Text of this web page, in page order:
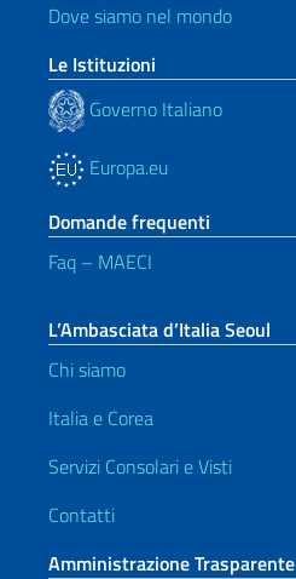
Dove siamo nel mondo
Le Istituzioni
Governo Italiano
Europa.eu
Domande frequenti
Faq – MAECI
L’Ambasciata d’Italia Seoul
Chi siamo
Italia e Corea
Servizi Consolari e Visti
Contatti
Amministrazione Trasparente